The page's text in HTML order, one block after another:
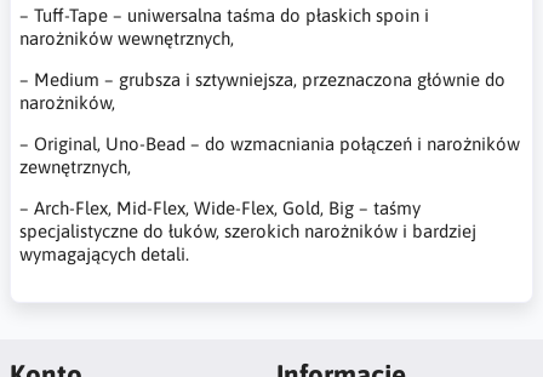
– Tuff-Tape – uniwersalna taśma do płaskich spoin i
narożników wewnętrznych,
– Medium – grubsza i sztywniejsza, przeznaczona głównie do
narożników,
– Original, Uno-Bead – do wzmacniania połączeń i narożników
zewnętrznych,
– Arch-Flex, Mid-Flex, Wide-Flex, Gold, Big – taśmy
specjalistyczne do łuków, szerokich narożników i bardziej
wymagających detali.